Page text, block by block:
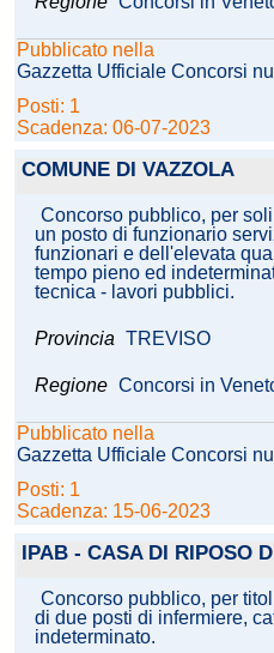
Pubblicato nella
Gazzetta Ufficiale Concorsi
Posti: 1
Scadenza: 06-07-2023
COMUNE DI VAZZOLA
Concorso pubblico, per
un posto di funzionario
funzionari e dell'elevata
tempo pieno ed
tecnica - lavori pubblici.
Provincia TREVISO
Regione Concorsi in
Pubblicato nella
Gazzetta Ufficiale Concorsi
Posti: 1
Scadenza: 15-06-2023
IPAB - CASA DI RIPOSO
Concorso pubblico, per
di due posti di infermiere,
indeterminato.